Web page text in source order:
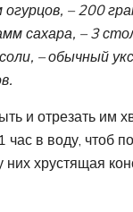
– 200
сахара, – 3
– обычный
и отрезать им
час в воду, чтоб
них хрустящая